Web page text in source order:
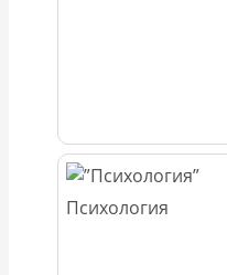
Психология